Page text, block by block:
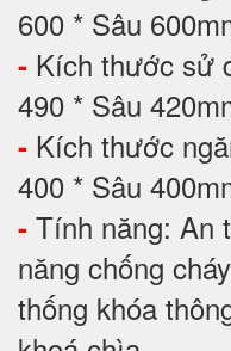
600 * Sâu
- Kích thước sử
490 * Sâu
- Kích thước
400 * Sâu
- Tính năng: An
năng chống
thống khóa